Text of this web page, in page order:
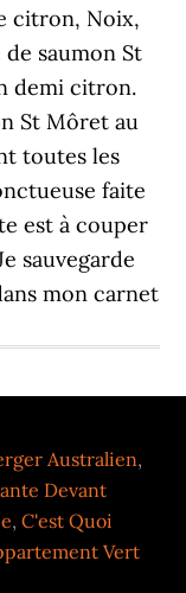
citron, Noix,
saumon St
demi citron.
St Môret au
toutes les
faite
est à couper
sauvegarde
mon carnet
Australien,
Devant
,C'est Quoi
Vert